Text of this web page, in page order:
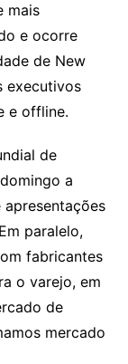
mais
e ocorre
de New
executivos
e offline.
de
a
paralelo,
fabricantes
o varejo, em
de
mercado